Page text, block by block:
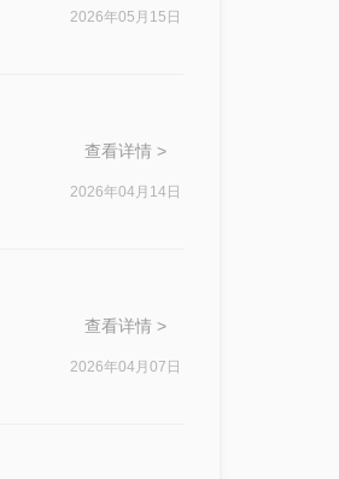
2026年05月15日
查看详情 >
2026年04月14日
查看详情 >
2026年04月07日